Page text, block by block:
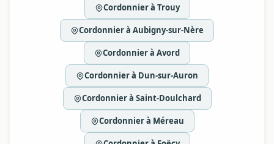
Cordonnier à Trouy
Cordonnier à Aubigny-sur-Nère
Cordonnier à Avord
Cordonnier à Dun-sur-Auron
Cordonnier à Saint-Doulchard
Cordonnier à Méreau